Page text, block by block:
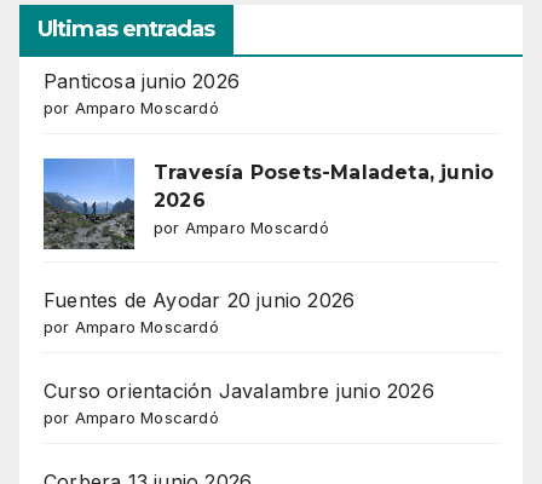
Ultimas entradas
Panticosa junio 2026
por Amparo Moscardó
Travesía Posets-Maladeta, junio
2026
por Amparo Moscardó
Fuentes de Ayodar 20 junio 2026
por Amparo Moscardó
Curso orientación Javalambre junio 2026
por Amparo Moscardó